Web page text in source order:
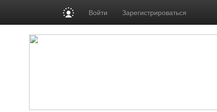
Войти Зарегистрироваться